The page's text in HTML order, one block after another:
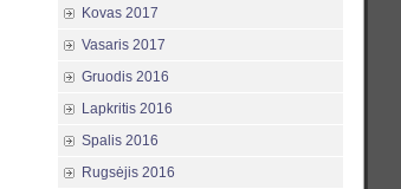
Kovas 2017
Vasaris 2017
Gruodis 2016
Lapkritis 2016
Spalis 2016
Rugsėjis 2016